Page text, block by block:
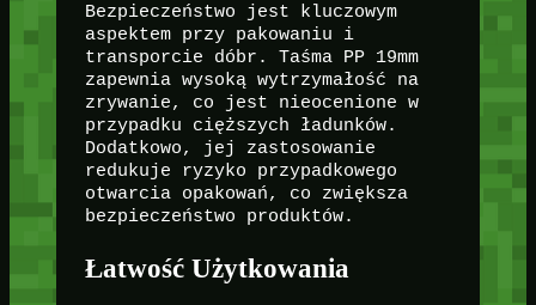
Bezpieczeństwo jest kluczowym
aspektem przy pakowaniu i
transporcie dóbr. Taśma PP 19mm
zapewnia wysoką wytrzymałość na
zrywanie, co jest nieocenione w
przypadku cięższych ładunków.
Dodatkowo, jej zastosowanie
redukuje ryzyko przypadkowego
otwarcia opakowań, co zwiększa
bezpieczeństwo produktów.
Łatwość Użytkowania